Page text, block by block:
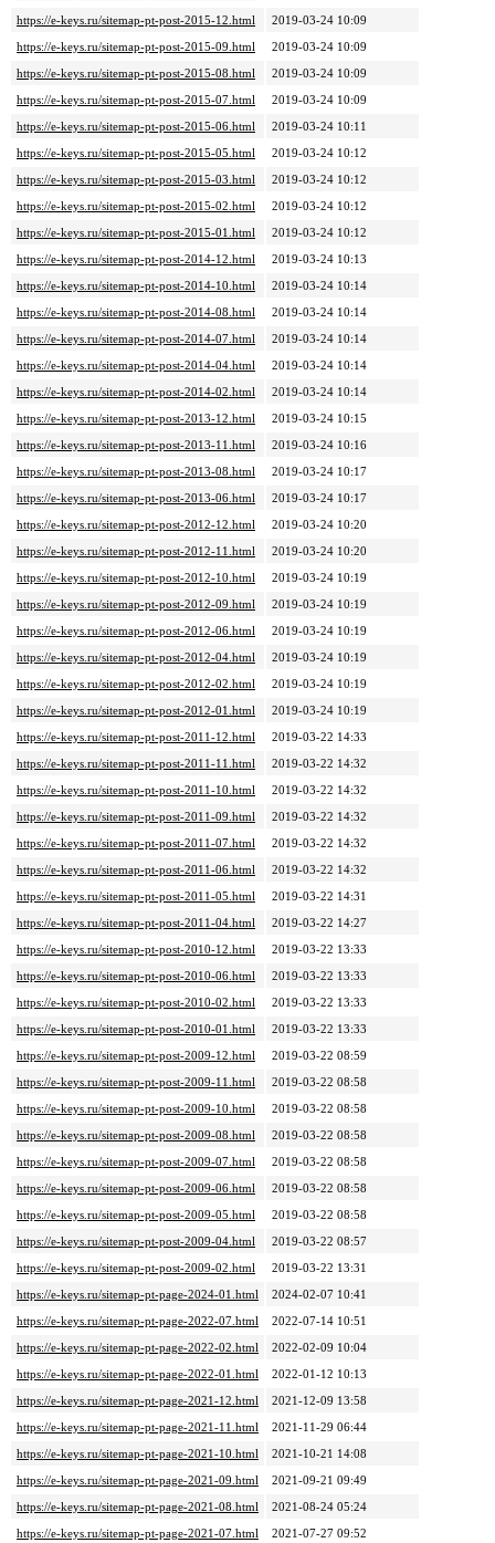
https://e-keys.ru/sitemap-pt-post-2015-12.html
2019-03-24 10:09
https://e-keys.ru/sitemap-pt-post-2015-09.html
2019-03-24 10:09
https://e-keys.ru/sitemap-pt-post-2015-08.html
2019-03-24 10:09
https://e-keys.ru/sitemap-pt-post-2015-07.html
2019-03-24 10:09
https://e-keys.ru/sitemap-pt-post-2015-06.html
2019-03-24 10:11
https://e-keys.ru/sitemap-pt-post-2015-05.html
2019-03-24 10:12
https://e-keys.ru/sitemap-pt-post-2015-03.html
2019-03-24 10:12
https://e-keys.ru/sitemap-pt-post-2015-02.html
2019-03-24 10:12
https://e-keys.ru/sitemap-pt-post-2015-01.html
2019-03-24 10:12
https://e-keys.ru/sitemap-pt-post-2014-12.html
2019-03-24 10:13
https://e-keys.ru/sitemap-pt-post-2014-10.html
2019-03-24 10:14
https://e-keys.ru/sitemap-pt-post-2014-08.html
2019-03-24 10:14
https://e-keys.ru/sitemap-pt-post-2014-07.html
2019-03-24 10:14
https://e-keys.ru/sitemap-pt-post-2014-04.html
2019-03-24 10:14
https://e-keys.ru/sitemap-pt-post-2014-02.html
2019-03-24 10:14
https://e-keys.ru/sitemap-pt-post-2013-12.html
2019-03-24 10:15
https://e-keys.ru/sitemap-pt-post-2013-11.html
2019-03-24 10:16
https://e-keys.ru/sitemap-pt-post-2013-08.html
2019-03-24 10:17
https://e-keys.ru/sitemap-pt-post-2013-06.html
2019-03-24 10:17
https://e-keys.ru/sitemap-pt-post-2012-12.html
2019-03-24 10:20
https://e-keys.ru/sitemap-pt-post-2012-11.html
2019-03-24 10:20
https://e-keys.ru/sitemap-pt-post-2012-10.html
2019-03-24 10:19
https://e-keys.ru/sitemap-pt-post-2012-09.html
2019-03-24 10:19
https://e-keys.ru/sitemap-pt-post-2012-06.html
2019-03-24 10:19
https://e-keys.ru/sitemap-pt-post-2012-04.html
2019-03-24 10:19
https://e-keys.ru/sitemap-pt-post-2012-02.html
2019-03-24 10:19
https://e-keys.ru/sitemap-pt-post-2012-01.html
2019-03-24 10:19
https://e-keys.ru/sitemap-pt-post-2011-12.html
2019-03-22 14:33
https://e-keys.ru/sitemap-pt-post-2011-11.html
2019-03-22 14:32
https://e-keys.ru/sitemap-pt-post-2011-10.html
2019-03-22 14:32
https://e-keys.ru/sitemap-pt-post-2011-09.html
2019-03-22 14:32
https://e-keys.ru/sitemap-pt-post-2011-07.html
2019-03-22 14:32
https://e-keys.ru/sitemap-pt-post-2011-06.html
2019-03-22 14:32
https://e-keys.ru/sitemap-pt-post-2011-05.html
2019-03-22 14:31
https://e-keys.ru/sitemap-pt-post-2011-04.html
2019-03-22 14:27
https://e-keys.ru/sitemap-pt-post-2010-12.html
2019-03-22 13:33
https://e-keys.ru/sitemap-pt-post-2010-06.html
2019-03-22 13:33
https://e-keys.ru/sitemap-pt-post-2010-02.html
2019-03-22 13:33
https://e-keys.ru/sitemap-pt-post-2010-01.html
2019-03-22 13:33
https://e-keys.ru/sitemap-pt-post-2009-12.html
2019-03-22 08:59
https://e-keys.ru/sitemap-pt-post-2009-11.html
2019-03-22 08:58
https://e-keys.ru/sitemap-pt-post-2009-10.html
2019-03-22 08:58
https://e-keys.ru/sitemap-pt-post-2009-08.html
2019-03-22 08:58
https://e-keys.ru/sitemap-pt-post-2009-07.html
2019-03-22 08:58
https://e-keys.ru/sitemap-pt-post-2009-06.html
2019-03-22 08:58
https://e-keys.ru/sitemap-pt-post-2009-05.html
2019-03-22 08:58
https://e-keys.ru/sitemap-pt-post-2009-04.html
2019-03-22 08:57
https://e-keys.ru/sitemap-pt-post-2009-02.html
2019-03-22 13:31
https://e-keys.ru/sitemap-pt-page-2024-01.html
2024-02-07 10:41
https://e-keys.ru/sitemap-pt-page-2022-07.html
2022-07-14 10:51
https://e-keys.ru/sitemap-pt-page-2022-02.html
2022-02-09 10:04
https://e-keys.ru/sitemap-pt-page-2022-01.html
2022-01-12 10:13
https://e-keys.ru/sitemap-pt-page-2021-12.html
2021-12-09 13:58
https://e-keys.ru/sitemap-pt-page-2021-11.html
2021-11-29 06:44
https://e-keys.ru/sitemap-pt-page-2021-10.html
2021-10-21 14:08
https://e-keys.ru/sitemap-pt-page-2021-09.html
2021-09-21 09:49
https://e-keys.ru/sitemap-pt-page-2021-08.html
2021-08-24 05:24
https://e-keys.ru/sitemap-pt-page-2021-07.html
2021-07-27 09:52